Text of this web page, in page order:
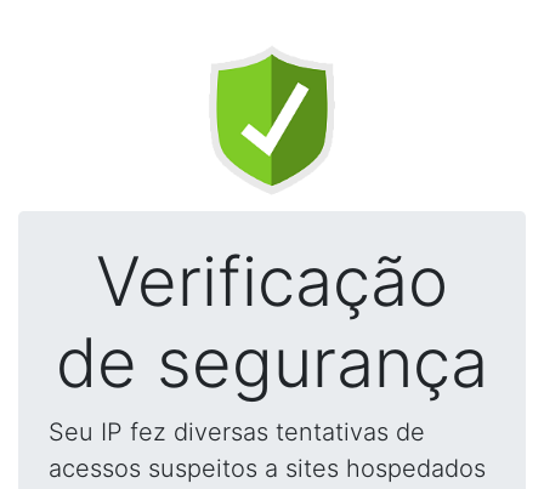
Verificação
de segurança
Seu IP fez diversas tentativas de
acessos suspeitos a sites hospedados